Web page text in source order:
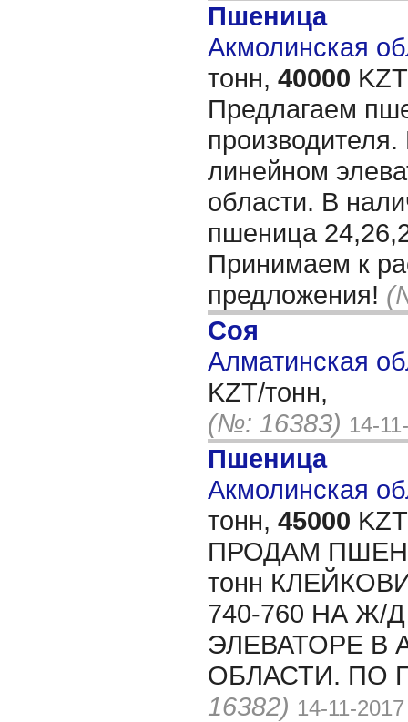
Пшеница
Акмолинская
тонн, 40000
Предлагаем
линейном
области. В
пшеница
Принимаем к
предложения!
Соя
Алматинская
KZT/тонн,
(№: 16383) 14-
Пшеница
Акмолинская
тонн, 45000
ПРОДАМ
тонн
740-760 НА
ЭЛЕВАТОРЕ В
ОБЛАСТИ. ПО
16382) 14-11-2017